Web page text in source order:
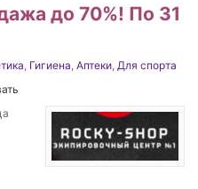
до 70%! По 31
, Гигиена, Аптеки, Для спорта